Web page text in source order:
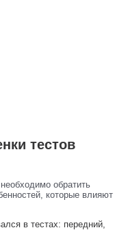
тестов
обратить
которые влияют
в тестах: передний,